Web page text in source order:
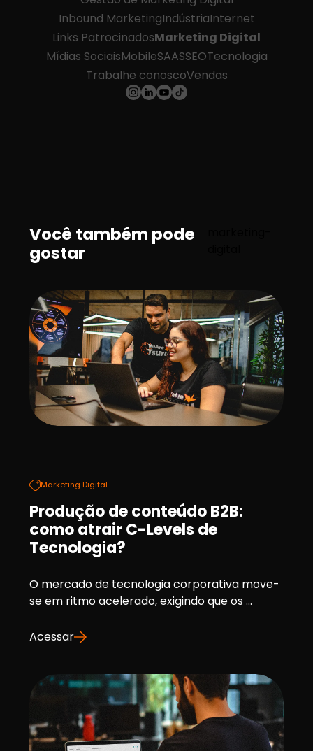
Inbound MarketingIndústriaInternet
Links PatrocinadosMarketing Digital
Mídias SociaisMobileSAASSEOTecnologia
Trabalhe conoscoVendas
Você também pode
gostar
Marketing Digital
Produção de conteúdo B2B:
como atrair C-Levels de
Tecnologia?
O mercado de tecnologia corporativa move-
se em ritmo acelerado, exigindo que os ...
Acessar